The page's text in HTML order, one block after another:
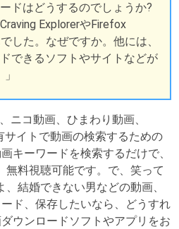
ドはどうするのでしょうか?
ExplorerやFirefox
した。なぜですか。他には、
できるソフトやサイトなどが
ニコ動画、ひまわり動画、
サイトで動画の検索するための
キーワードを検索するだけで、
無料視聴可能です。で、笑って
結婚できない男などの動画、
ド、保存したいなら、どうすれ
ウンロードソフトやアプリをお